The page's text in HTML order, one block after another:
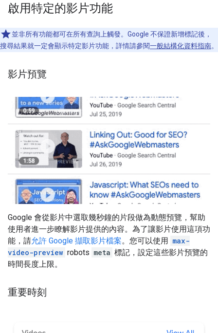
啟用特定的影片功能
並非所有功能都可在所有查詢上觸發。Google 不保證新增標記後，
搜尋結果就一定會顯示特定影片功能，詳情請參閱一般結構化資料指南。
影片預覽
Google 會從影片中選取幾秒鐘的片段做為動態預覽，幫助
使用者進一步瞭解影片提供的內容。為了讓影片使用這項功
能，請允許 Google 擷取影片檔案。您可以使用 max-
video-preview robots meta 標記，設定這些影片預覽的
時間長度上限。
重要時刻